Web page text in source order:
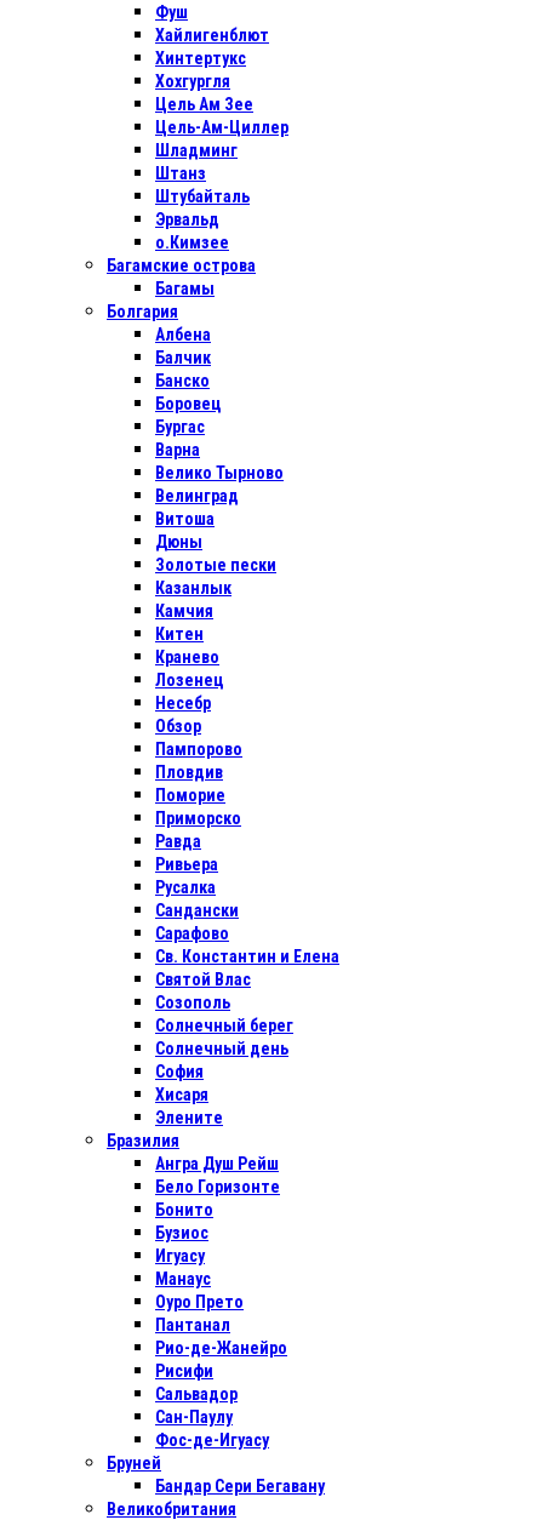
Фуш
Хайлигенблют
Хинтертукс
Хохгургля
Цель Ам Зее
Цель-Ам-Циллер
Шладминг
Штанз
Штубайталь
Эрвальд
о.Кимзее
Багамские острова
Багамы
Болгария
Албена
Балчик
Банско
Боровец
Бургас
Варна
Велико Тырново
Велинград
Витоша
Дюны
Золотые пески
Казанлык
Камчия
Китен
Кранево
Лозенец
Несебр
Обзор
Пампорово
Пловдив
Поморие
Приморско
Равда
Ривьера
Русалка
Сандански
Сарафово
Св. Константин и Елена
Святой Влас
Созополь
Солнечный берег
Солнечный день
София
Хисаря
Элените
Бразилия
Ангра Душ Рейш
Бело Горизонте
Бонито
Бузиос
Игуасу
Манаус
Оуро Прето
Пантанал
Рио-де-Жанейро
Рисифи
Сальвадор
Сан-Паулу
Фос-де-Игуасу
Бруней
Бандар Сери Бегавану
Великобритания